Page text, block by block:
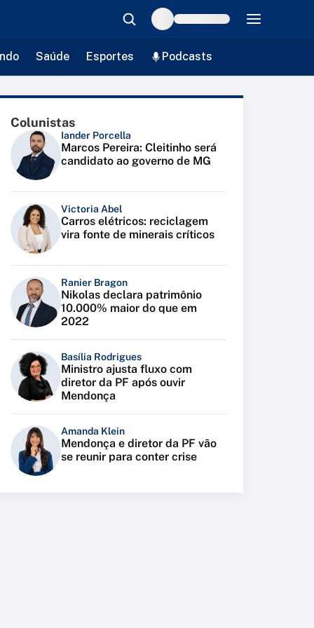
Saúde Esportes Podcasts
Colunistas
Iander Porcella
Marcos Pereira: Cleitinho será
candidato ao governo de MG
Victoria Abel
Carros elétricos: reciclagem
vira fonte de minerais críticos
Ranier Bragon
Nikolas declara patrimônio
10.000% maior do que em
2022
Basília Rodrigues
Ministro ajusta fluxo com
diretor da PF após ouvir
Mendonça
Amanda Klein
Mendonça e diretor da PF vão
se reunir para conter crise